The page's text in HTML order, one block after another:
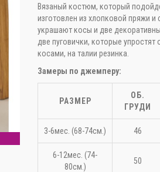
Вязаный костюм, который
изготовлен из хлопковой пряжи
украшают косы и две
две пуговички, которые
косами, на талии резинка.
Замеры по джемперу:
3-6мес. (68-74см.) 46
6-12мес. (74-
80см.)
50
РАЗМЕР
ОБ.
ГРУДИ